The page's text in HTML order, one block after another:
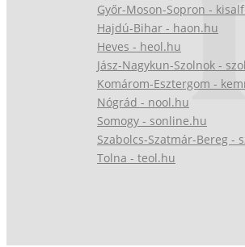
Győr-Moson-Sopron -
Hajdú-Bihar - haon.hu
Heves - heol.hu
Jász-Nagykun-Szolnok -
Komárom-Esztergom -
Nógrád - nool.hu
Somogy - sonline.hu
Szabolcs-Szatmár-Bereg -
Tolna - teol.hu